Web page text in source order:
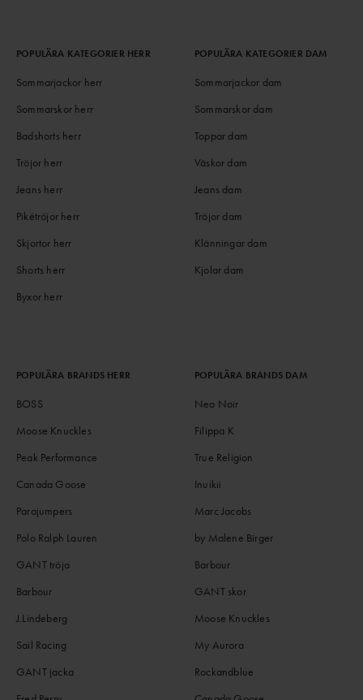
POPULÄRA KATEGORIER HERR
Sommarjackor herr
Sommarskor herr
Badshorts herr
Tröjor herr
Jeans herr
Pikétröjor herr
Skjortor herr
Shorts herr
Byxor herr
POPULÄRA KATEGORIER DAM
Sommarjackor dam
Sommarskor dam
Toppar dam
Väskor dam
Jeans dam
Tröjor dam
Klänningar dam
Kjolar dam
POPULÄRA BRANDS HERR
BOSS
Moose Knuckles
Peak Performance
Canada Goose
Parajumpers
Polo Ralph Lauren
GANT tröja
Barbour
J.Lindeberg
Sail Racing
GANT jacka
POPULÄRA BRANDS DAM
Neo Noir
Filippa K
True Religion
Inuikii
Marc Jacobs
by Malene Birger
Barbour
GANT skor
Moose Knuckles
My Aurora
Rockandblue